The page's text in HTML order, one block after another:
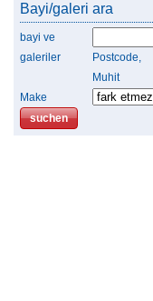
Bayi/galeri ara
bayi ve
galeriler
Postcode,
Muhit
Make